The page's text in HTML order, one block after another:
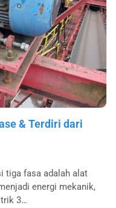
& Terdiri dari
tiga fasa adalah alat
energi mekanik,
3…